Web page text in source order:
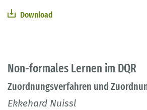
Download
Non-formales Lernen im DQR
Zuordnungsverfahren und
Ekkehard Nuissl